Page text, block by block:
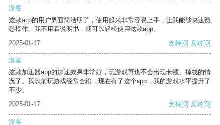
游客
这款app的用户界面简洁明了，使用起来非常容易上手，让我能够快速熟
悉操作。我不用看说明书，就可以轻松使用这款app。
2025-01-17
支持[0] 反对[0]
游客
这款加速器app的加速效果非常好，玩游戏再也不会出现卡顿、掉线的情
况了。我以前玩游戏经常会输，现在有了这个app，我的游戏水平提升了
不少。
2025-01-17
支持[0] 反对[0]
游客